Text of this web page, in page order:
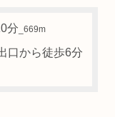
分 _669m
口から徒歩6分